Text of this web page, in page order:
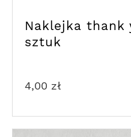
Naklejka thank
sztuk
4,00 zł